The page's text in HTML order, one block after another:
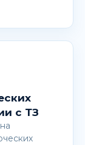
с ТЗ